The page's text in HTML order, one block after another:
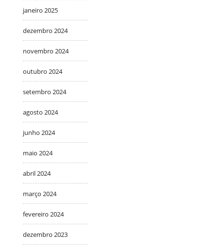
janeiro 2025
dezembro 2024
novembro 2024
outubro 2024
setembro 2024
agosto 2024
junho 2024
maio 2024
abril 2024
março 2024
fevereiro 2024
dezembro 2023